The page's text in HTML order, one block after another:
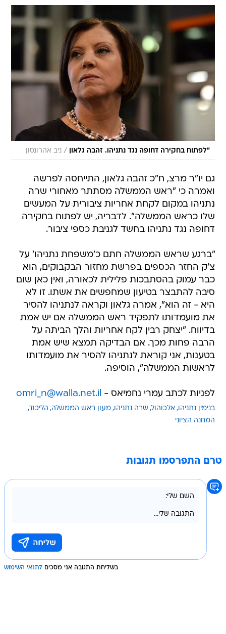
"לפתוח בחקירה דחופה נגד נתניהו. זהבה גלאון / ניב אהרונסון
גם יו"ר מרצ, ח"כ זהבה גלאון, התייחסה לפרשה
ואמרה כי "ראש הממשלה מסתתר מאחורי שרה
נתניהו במקום לקחת אחריות ציבורית על המעשים
שלו כראש הממשלה". לדבריה, יש לפתוח בחקירה
דחופה נגד נתניהו בחשד לגניבת כספי ציבור.
"ברגע שראש הממשלה חתם כ'משפחת נתניהו' על
צ'ק החזר הכספים בפרשת מחזור הבקבוקים, הוא
כבר עמוק בהסתבכות פלילית לכאורה, ואין כאן שום
סיבה להתבצר בטיעון שמחפשים את אשתו. זו לא
היא - זה הוא", אמרה גלאון וקראה לנתניהו להסיר
את מועמדותו לתפקיד ראש הממשלה אם יש אמת
בדיווח. "יצחק רבין לקח אחריות והלך הביתה על
הרבה פחות מכך. אם הבדיקה תמצא שיש אמת
בטענות, אני קוראת לנתניהו להסיר את מועמדותו
לראשות הממשלה", הוסיפה.
לפניות לכתב עמרי נחמיאס - omri_n@walla.net.il
בנימין נתניהו אלכוהול שרה נתניהו מעון ראש הממשלה הליכוד
המחנה הציוני
טרם התפרסמו תגובות
בשליחת התגובה אני מסכים לתנאי השימוש